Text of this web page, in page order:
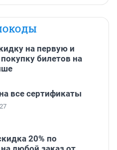
на первую и
билетов на
все сертификаты
20% по